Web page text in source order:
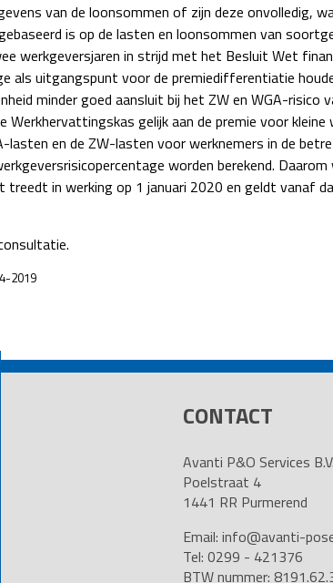
van de loonsommen of zijn deze onvolledig,
is op de lasten en loonsommen van
werkgeversjaren in strijd met het Besluit Wet
als uitgangspunt voor de premiedifferentiatie
minder goed aansluit bij het ZW en WGA-
gelijk aan de premie voor
lasten en de ZW-lasten voor werknemers in de
worden berekend.
treedt in werking op 1 januari 2020 en geldt
2019
CONTACT
Avanti P&O Services B.V.
Poelstraat 4
1441 RR Purmerend
Email: info@avanti-
Tel: 0299 - 421376
BTW nummer: